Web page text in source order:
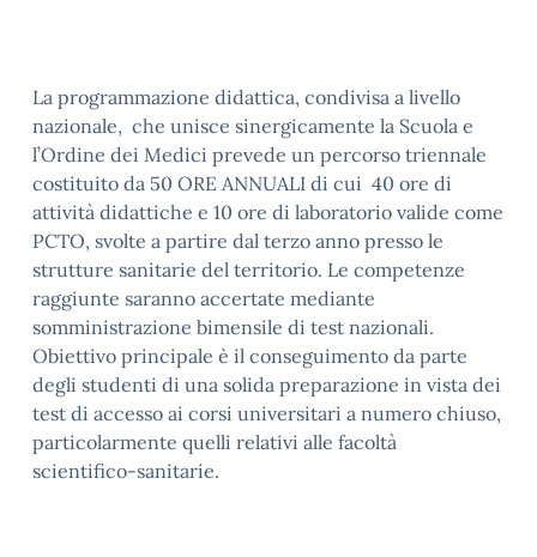
La programmazione didattica, condivisa a livello
nazionale, che unisce sinergicamente la Scuola e
l’Ordine dei Medici prevede un percorso triennale
costituito da 50 ORE ANNUALI di cui 40 ore di
attività didattiche e 10 ore di laboratorio valide come
PCTO, svolte a partire dal terzo anno presso le
strutture sanitarie del territorio. Le competenze
raggiunte saranno accertate mediante
somministrazione bimensile di test nazionali.
Obiettivo principale è il conseguimento da parte
degli studenti di una solida preparazione in vista dei
test di accesso ai corsi universitari a numero chiuso,
particolarmente quelli relativi alle facoltà
scientifico-sanitarie.